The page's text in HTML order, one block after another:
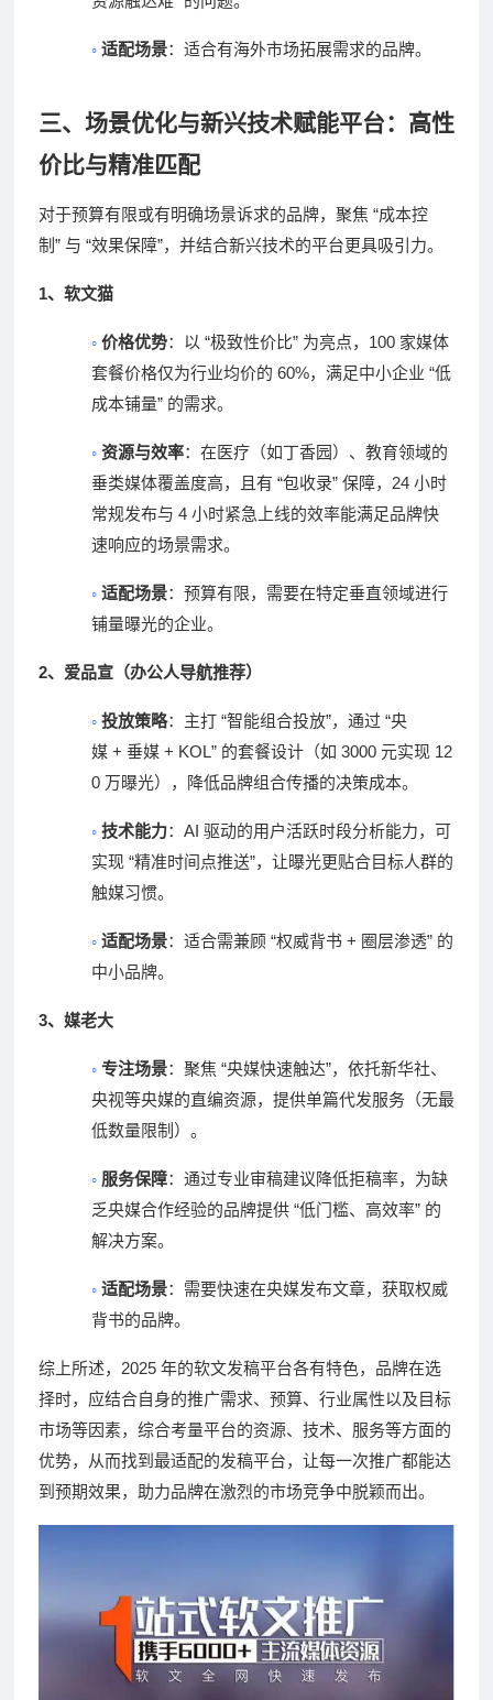
◦ 适配场景：适合有海外市场拓展需求的品牌。
三、场景优化与新兴技术赋能平台：高性
价比与精准匹配
对于预算有限或有明确场景诉求的品牌，聚焦 “成本控
制” 与 “效果保障”，并结合新兴技术的平台更具吸引力。
1、 软文猫
◦ 价格优势：以 “极致性价比” 为亮点， 100 家媒体
套餐价格仅为行业均价的 60%，满足中小企业 “低
成本铺量” 的需求。
◦ 资源与效率：在医疗（如丁香园）、教育领域的
垂类媒体覆盖度高，且有 “包收录” 保障， 24 小时
常规发布与 4 小时紧急上线的效率能满足品牌快
速响应的场景需求。
◦ 适配场景：预算有限，需要在特定垂直领域进行
铺量曝光的企业。
2、 爱品宣（办公人导航推荐）
◦ 投放策略：主打 “智能组合投放”，通过 “央
媒 + 垂媒 + KOL” 的套餐设计（如 3000 元实现 12
0 万曝光），降低品牌组合传播的决策成本。
◦ 技术能力： AI 驱动的用户活跃时段分析能力，可
实现 “精准时间点推送”，让曝光更贴合目标人群的
触媒习惯。
◦ 适配场景：适合需兼顾 “权威背书 + 圈层渗透” 的
中小品牌。
3、 媒老大
◦ 专注场景：聚焦 “央媒快速触达”，依托新华社、
央视等央媒的直编资源，提供单篇代发服务（无最
低数量限制）。
◦ 服务保障：通过专业审稿建议降低拒稿率，为缺
乏央媒合作经验的品牌提供 “低门槛、高效率” 的
解决方案。
◦ 适配场景：需要快速在央媒发布文章，获取权威
背书的品牌。
综上所述， 2025 年的软文发稿平台各有特色，品牌在选
择时，应结合自身的推广需求、预算、行业属性以及目标
市场等因素，综合考量平台的资源、技术、服务等方面的
优势，从而找到最适配的发稿平台，让每一次推广都能达
到预期效果，助力品牌在激烈的市场竞争中脱颖而出。